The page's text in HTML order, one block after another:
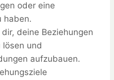
oder eine
haben.
deine Beziehungen
lösen und
aufzubauen.